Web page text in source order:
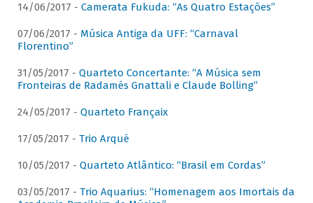
14/06/2017 - Camerata Fukuda: “As Quatro Estações”
07/06/2017 - Música Antiga da UFF: “Carnaval
Florentino”
31/05/2017 - Quarteto Concertante: “A Música sem
Fronteiras de Radamés Gnattali e Claude Bolling”
24/05/2017 - Quarteto Françaix
17/05/2017 - Trio Arqué
10/05/2017 - Quarteto Atlântico: “Brasil em Cordas”
03/05/2017 - Trio Aquarius: “Homenagem aos Imortais da